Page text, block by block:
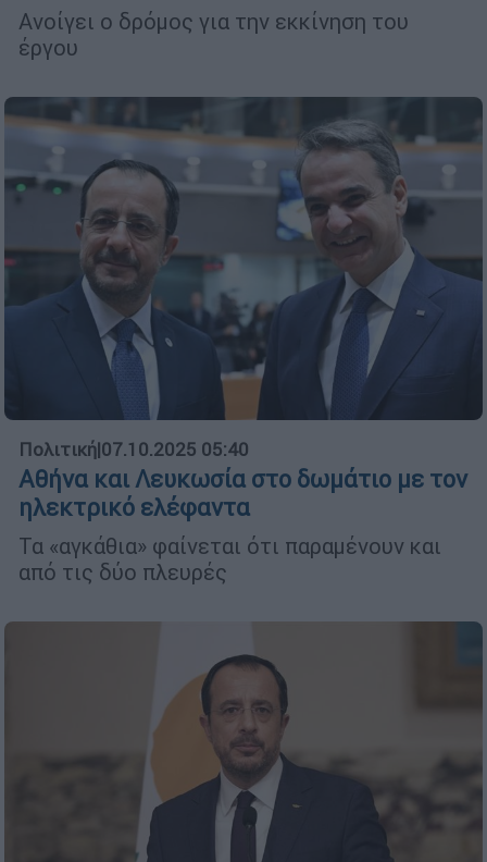
Ανοίγει ο δρόμος για την εκκίνηση του
έργου
Πολιτική|07.10.2025 05:40
Αθήνα και Λευκωσία στο δωμάτιο με τον
ηλεκτρικό ελέφαντα
Τα «αγκάθια» φαίνεται ότι παραμένουν και
από τις δύο πλευρές